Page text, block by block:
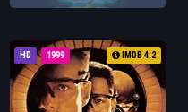
HD 1999 IMDB 4.2